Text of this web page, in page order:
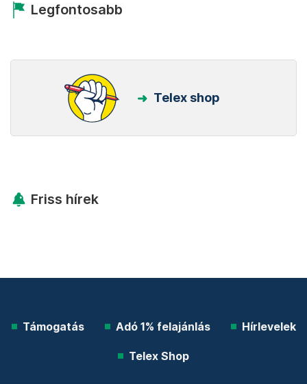
Legfontosabb
Telex shop
Friss hírek
Támogatás Adó 1% felajánlás Hírlevelek
Telex Shop